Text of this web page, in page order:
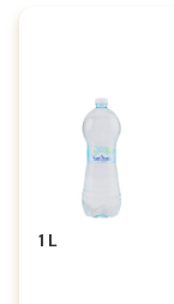
1 L